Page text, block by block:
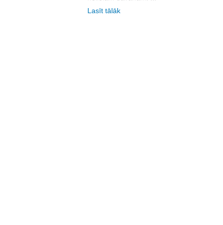
Lasīt tālāk